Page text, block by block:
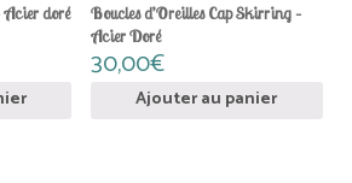
Acier doré
Boucles d’Oreilles Cap Skirring –
Acier Doré
30,00€
Ajouter au panier